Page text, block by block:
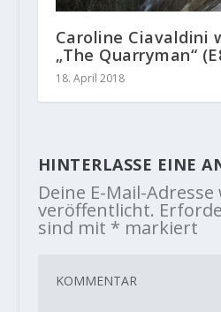
Caroline Ciavaldini
„The Quarryman“
18. April 2018
HINTERLASSE EINE
Deine E-Mail-
veröffentlicht.
sind mit * markiert